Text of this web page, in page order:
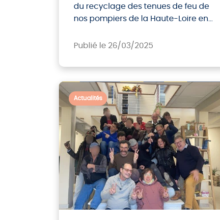
du recyclage des tenues de feu de
nos pompiers de la Haute-Loire en
projet unique et original dans son
feu !
Publié le 26/03/2025
Actualités